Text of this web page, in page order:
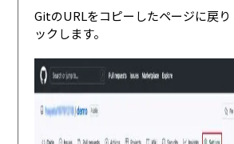
GitのURLをコピーしたページに戻
ックします。